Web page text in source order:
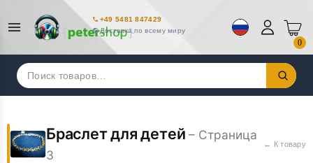
+49 5481 847429
Доставка по всему миру
0
Искать:
Браслет для детей – Страница
3
← К товару